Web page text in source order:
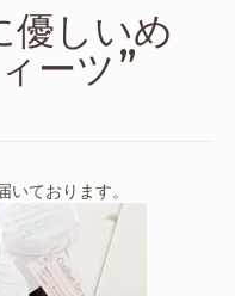
優しいめ
ーツ”
ております。